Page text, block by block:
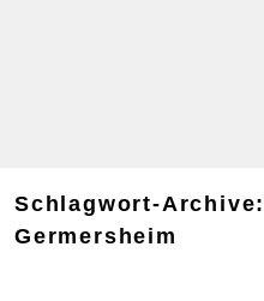
Schlagwort-Archive:
Germersheim